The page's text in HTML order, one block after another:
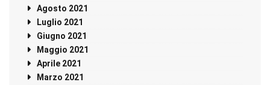
Agosto 2021
Luglio 2021
Giugno 2021
Maggio 2021
Aprile 2021
Marzo 2021